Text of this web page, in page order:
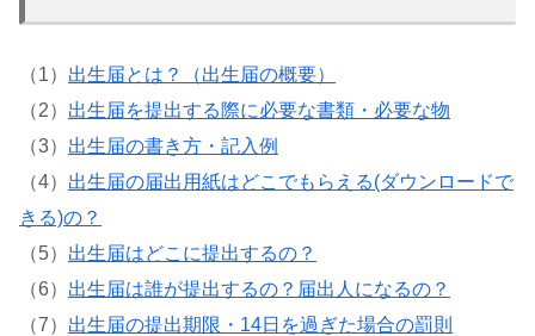
（1） 出生届とは？（出生届の概要）
（2） 出生届を提出する際に必要な書類・必要な物
（3） 出生届の書き方・記入例
（4） 出生届の届出用紙はどこでもらえる(ダウンロードで
きる)の？
（5） 出生届はどこに提出するの？
（6） 出生届は誰が提出するの？届出人になるの？
（7） 出生届の提出期限・14日を過ぎた場合の罰則